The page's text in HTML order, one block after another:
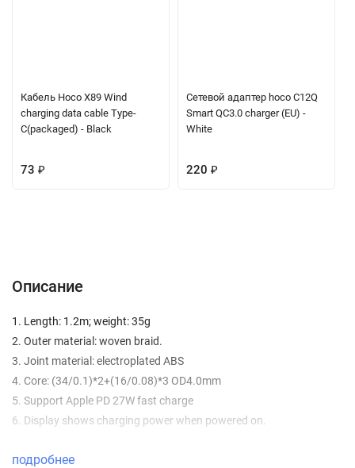
Кабель Hoco X89 Wind
charging data cable Type-
C(packaged) - Black
73 ₽
Сетевой адаптер hoco C12Q
Smart QC3.0 charger (EU) -
White
220 ₽
Описание
1. Length: 1.2m; weight: 35g
2. Outer material: woven braid.
3. Joint material: electroplated ABS
4. Core: (34/0.1)*2+(16/0.08)*3 OD4.0mm
5. Support Apple PD 27W fast charge
6. Display shows charging power when powered on.
подробнее